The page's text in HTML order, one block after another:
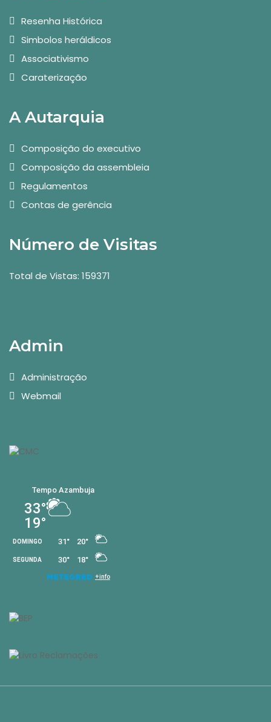
Resenha Histórica
Simbolos heráldicos
Associativismo
Caraterização
A Autarquia
Composição do executivo
Composição da assembleia
Regulamentos
Contas de gerência
Número de Visitas
Total de Vistas: 159371
Admin
Administração
Webmail